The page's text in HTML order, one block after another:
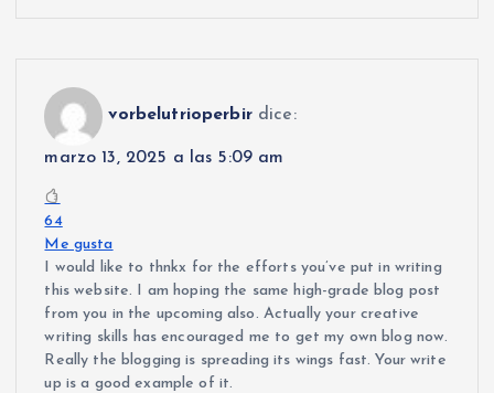
vorbelutrioperbir dice:
marzo 13, 2025 a las 5:09 am
64
Me gusta
I would like to thnkx for the efforts you’ve put in writing
this website. I am hoping the same high-grade blog post
from you in the upcoming also. Actually your creative
writing skills has encouraged me to get my own blog now.
Really the blogging is spreading its wings fast. Your write
up is a good example of it.